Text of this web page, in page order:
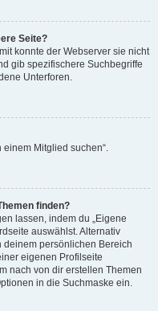
Seite?
konnte der Webserver sie nicht
gib spezifischere Suchbegriffe
Unterforen.
Mitglied suchen“.
finden?
lassen, indem du „Eigene
auswählst. Alternativ
deinem persönlichen Bereich
eigenen Profilseite
nach von dir erstellen Themen
in die Suchmaske ein.